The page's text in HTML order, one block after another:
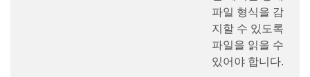
파일 형식을 감
지할 수 있도록
파일을 읽을 수
있어야 합니다.